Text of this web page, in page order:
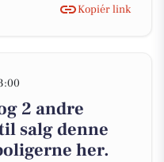
Kopiér link
2 andre
salg denne
her.